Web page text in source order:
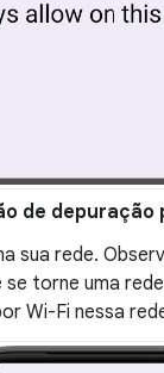
de depuração
sua rede.
torne uma
Wi-Fi nessa